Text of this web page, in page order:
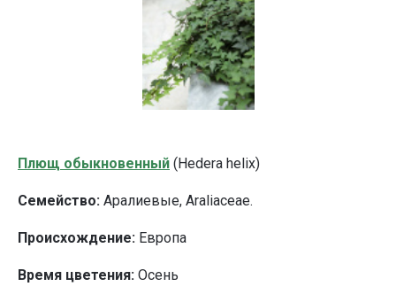
Плющ обыкновенный (Hedera helix)
Семейство: Аралиевые, Araliaceae.
Происхождение: Европа
Время цветения: Осень